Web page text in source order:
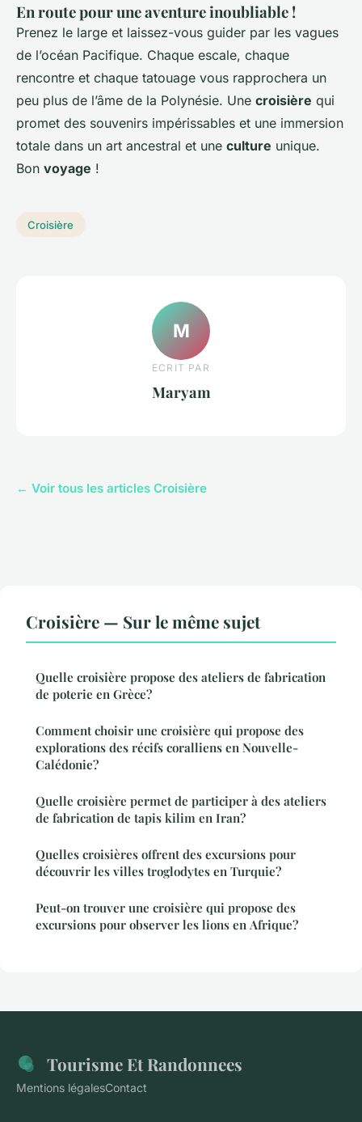
En route pour une aventure inoubliable !
Prenez le large et laissez-vous guider par les vagues
de l’océan Pacifique. Chaque escale, chaque
rencontre et chaque tatouage vous rapprochera un
peu plus de l’âme de la Polynésie. Une croisière qui
promet des souvenirs impérissables et une immersion
totale dans un art ancestral et une culture unique.
Bon voyage !
Croisière
M
ECRIT PAR
Maryam
← Voir tous les articles Croisière
Croisière — Sur le même sujet
Quelle croisière propose des ateliers de fabrication
de poterie en Grèce?
Comment choisir une croisière qui propose des
explorations des récifs coralliens en Nouvelle-
Calédonie?
Quelle croisière permet de participer à des ateliers
de fabrication de tapis kilim en Iran?
Quelles croisières offrent des excursions pour
découvrir les villes troglodytes en Turquie?
Peut-on trouver une croisière qui propose des
excursions pour observer les lions en Afrique?
Tourisme Et Randonnees
Mentions légalesContact